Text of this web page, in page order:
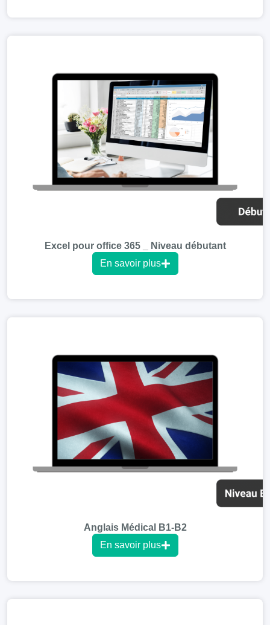
Excel pour office 365 _ Niveau débutant
En savoir plus
Anglais Médical B1-B2
En savoir plus